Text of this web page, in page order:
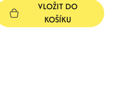
VLOŽIT DO
KOŠÍKU